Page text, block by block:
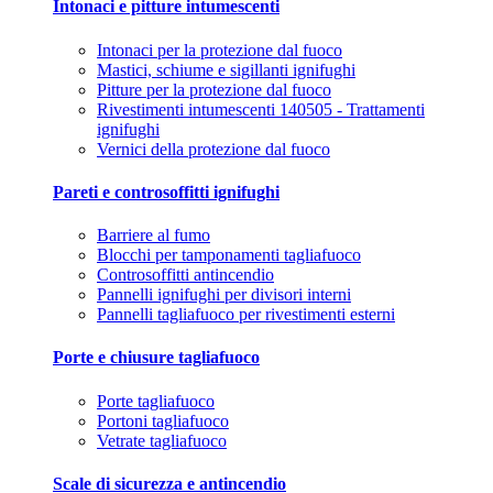
Intonaci e pitture intumescenti
Intonaci per la protezione dal fuoco
Mastici, schiume e sigillanti ignifughi
Pitture per la protezione dal fuoco
Rivestimenti intumescenti 140505 - Trattamenti
ignifughi
Vernici della protezione dal fuoco
Pareti e controsoffitti ignifughi
Barriere al fumo
Blocchi per tamponamenti tagliafuoco
Controsoffitti antincendio
Pannelli ignifughi per divisori interni
Pannelli tagliafuoco per rivestimenti esterni
Porte e chiusure tagliafuoco
Porte tagliafuoco
Portoni tagliafuoco
Vetrate tagliafuoco
Scale di sicurezza e antincendio